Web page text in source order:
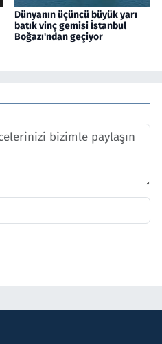
Dünyanın üçüncü büyük yarı
batık vinç gemisi İstanbul
Boğazı'ndan geçiyor